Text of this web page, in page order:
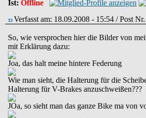
Ist: Offline
Verfasst am: 18.09.2008 - 15:54 / Post
So, wie versprochen hier die Bilder von
mit Erklärung dazu:
Joa, das halt meine hintere Federung
Wie man sieht, die Halterung für die
Halterung für V-Brakes anzuschweißen???
JOa, so sieht man das ganze Bike ma von